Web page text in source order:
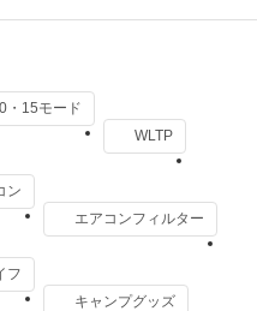
・15モード
WLTP
ン
エアコンフィルター
フ
キャンプグッズ